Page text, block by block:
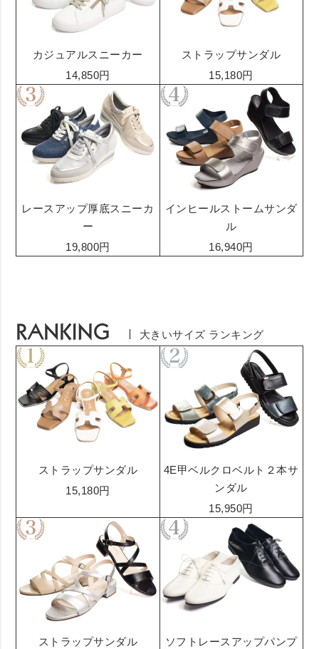
カジュアルスニーカー
14,850円
ストラップサンダル
15,180円
レースアップ厚底スニーカ
ー
19,800円
インヒールストームサンダ
ル
16,940円
大きいサイズ ランキング
ストラップサンダル
15,180円
4E甲ベルクロベルト２本サ
ンダル
15,950円
ストラップサンダル
ソフトレースアップパンプ